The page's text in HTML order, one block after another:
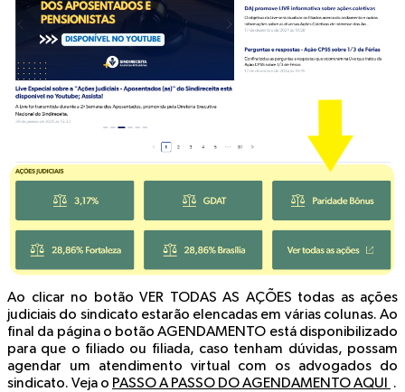
Ao clicar no botão VER TODAS AS AÇÕES todas as ações
judiciais do sindicato estarão elencadas em várias colunas. Ao
final da página o botão AGENDAMENTO está disponibilizado
para que o filiado ou filiada, caso tenham dúvidas, possam
agendar um atendimento virtual com os advogados do
sindicato. Veja o PASSO A PASSO DO AGENDAMENTO AQUI .